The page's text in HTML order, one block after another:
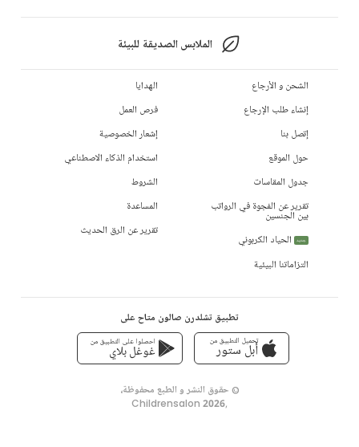
الملابس الصديقة للبيئة
الشحن و الأرجاع
إنشاء طلب الإرجاع
إتصل بنا
حول الموقع
جدول المقاسات
تقرير عن الفجوة في الرواتب
بين الجنسين
جديد
الحياد الكربوني
التزاماتنا البيئية
الهدايا
فرص العمل
إشعار الخصوصية
استخدام الذكاء الاصطناعي
الشروط
المساعدة
تقرير عن الرق الحديث
تطبيق تشلدرن صالون متاح على
تحميل التطبيق من
أبل ستور
احصلوا على التطبيق من
غوغل بلاي
© حقوق النشر و الطبع محفوظة،
,
Childrensalon 2026